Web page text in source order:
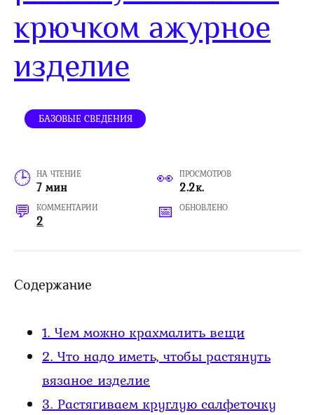
крючком ажурное
изделие
БАЗОВЫЕ СВЕДЕНИЯ
НА ЧТЕНИЕ
7 мин
ПРОСМОТРОВ
2.2к.
КОММЕНТАРИИ
2
ОБНОВЛЕНО
Содержание
1. Чем можно крахмалить вещи
2. Что надо иметь, чтобы растянуть
вязаное изделие
3. Растягиваем круглую салфеточку